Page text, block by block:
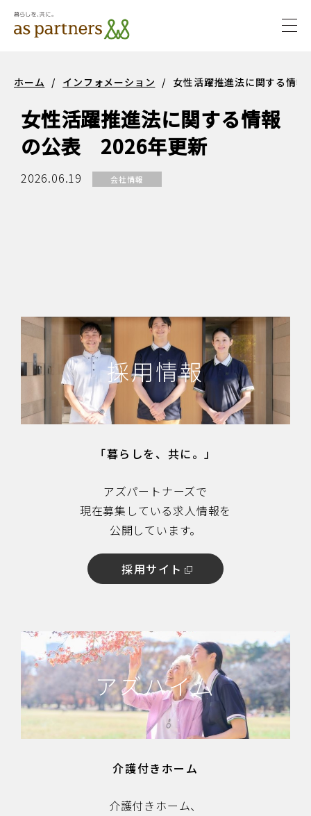
ホーム / インフォメーション / 女性活躍推進法に関する情
女性活躍推進法に関する情報
の公表 2026年更新
2026.06.19 会社情報
採用情報
「暮らしを、共に。」
アズパートナーズで
現在募集している求人情報を
公開しています。
採用サイト
アズハイム
介護付きホーム
介護付きホーム、
サステナビ
リティ
サステ
ティ